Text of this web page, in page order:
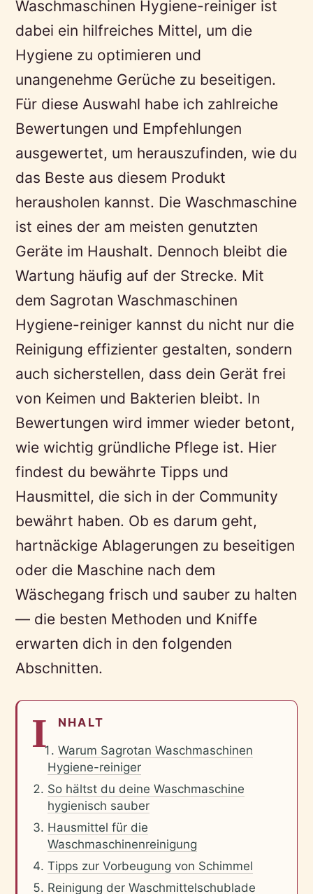
Waschmaschinen Hygiene-reiniger ist
dabei ein hilfreiches Mittel, um die
Hygiene zu optimieren und
unangenehme Gerüche zu beseitigen.
Für diese Auswahl habe ich zahlreiche
Bewertungen und Empfehlungen
ausgewertet, um herauszufinden, wie du
das Beste aus diesem Produkt
herausholen kannst. Die Waschmaschine
ist eines der am meisten genutzten
Geräte im Haushalt. Dennoch bleibt die
Wartung häufig auf der Strecke. Mit
dem Sagrotan Waschmaschinen
Hygiene-reiniger kannst du nicht nur die
Reinigung effizienter gestalten, sondern
auch sicherstellen, dass dein Gerät frei
von Keimen und Bakterien bleibt. In
Bewertungen wird immer wieder betont,
wie wichtig gründliche Pflege ist. Hier
findest du bewährte Tipps und
Hausmittel, die sich in der Community
bewährt haben. Ob es darum geht,
hartnäckige Ablagerungen zu beseitigen
oder die Maschine nach dem
Wäschegang frisch und sauber zu halten
— die besten Methoden und Kniffe
erwarten dich in den folgenden
Abschnitten.
I
NHALT
Warum Sagrotan Waschmaschinen
Hygiene-reiniger
So hältst du deine Waschmaschine
hygienisch sauber
Hausmittel für die
Waschmaschinenreinigung
Tipps zur Vorbeugung von Schimmel
Reinigung der Waschmittelschublade